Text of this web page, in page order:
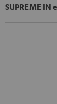
SUPREME